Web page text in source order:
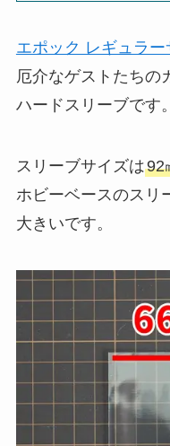
エポック レギュラ
厄介なゲストたちの
ハードスリーブです。
スリーブサイズは92
ホビーベースのスリ
大きいです。